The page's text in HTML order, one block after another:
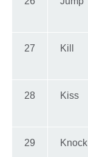
27 Kill
28 Kiss
29 Knock